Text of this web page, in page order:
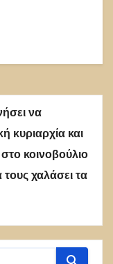
να
κυριαρχία και
κοινοβούλιο
χαλάσει τα